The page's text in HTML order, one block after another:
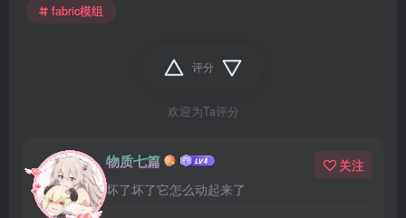
fabric模组
评分
欢迎为Ta评分
物质七篇
坏了坏了它怎么动起来了
关注